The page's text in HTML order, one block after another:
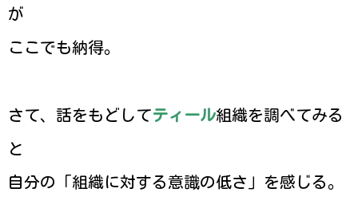
が
ここでも納得。
さて、話をもどしてティール組織を調べてみる
と
自分の「組織に対する意識の低さ」を感じる。